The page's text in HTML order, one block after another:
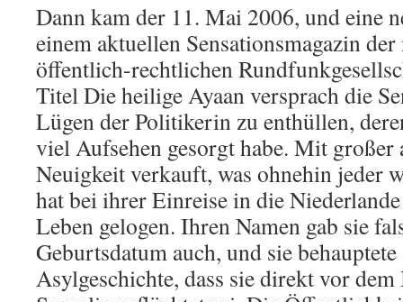
Dann kam der 11. Mai 2006, und eine
einem aktuellen Sensationsmagazin
öffentlich-rechtlichen
Titel Die heilige Ayaan versprach die
Lügen der Politikerin zu enthüllen,
viel Aufsehen gesorgt habe. Mit
Neuigkeit verkauft, was ohnehin jeder
hat bei ihrer Einreise in die
Leben gelogen. Ihren Namen gab sie
Geburtsdatum auch, und sie
Asylgeschichte, dass sie direkt vor